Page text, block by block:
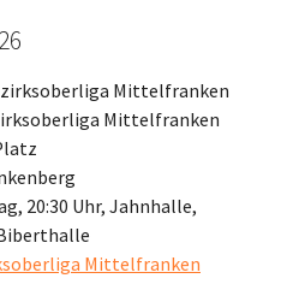
Mittelfranken
Mittelfranken
20:30 Uhr, Jahnhalle,
Mittelfranken